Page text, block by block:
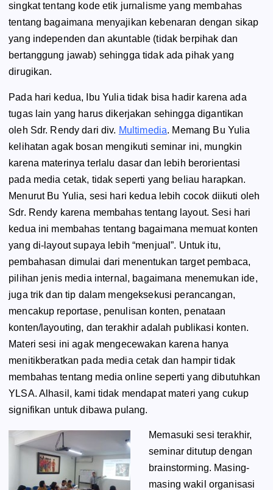
singkat tentang kode etik jurnalisme yang membahas
tentang bagaimana menyajikan kebenaran dengan sikap
yang independen dan akuntable (tidak berpihak dan
bertanggung jawab) sehingga tidak ada pihak yang
dirugikan.
Pada hari kedua, Ibu Yulia tidak bisa hadir karena ada
tugas lain yang harus dikerjakan sehingga digantikan
oleh Sdr. Rendy dari div. Multimedia. Memang Bu Yulia
kelihatan agak bosan mengikuti seminar ini, mungkin
karena materinya terlalu dasar dan lebih berorientasi
pada media cetak, tidak seperti yang beliau harapkan.
Menurut Bu Yulia, sesi hari kedua lebih cocok diikuti oleh
Sdr. Rendy karena membahas tentang layout. Sesi hari
kedua ini membahas tentang bagaimana memuat konten
yang di-layout supaya lebih “menjual”. Untuk itu,
pembahasan dimulai dari menentukan target pembaca,
pilihan jenis media internal, bagaimana menemukan ide,
juga trik dan tip dalam mengeksekusi perancangan,
mencakup reportase, penulisan konten, penataan
konten/layouting, dan terakhir adalah publikasi konten.
Materi sesi ini agak mengecewakan karena hanya
menitikberatkan pada media cetak dan hampir tidak
membahas tentang media online seperti yang dibutuhkan
YLSA. Alhasil, kami tidak mendapat materi yang cukup
signifikan untuk dibawa pulang.
Memasuki sesi terakhir,
seminar ditutup dengan
brainstorming. Masing-
masing wakil organisasi